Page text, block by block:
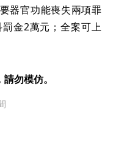
器官功能喪失兩項罪
金2萬元；全案可上
勿模仿。